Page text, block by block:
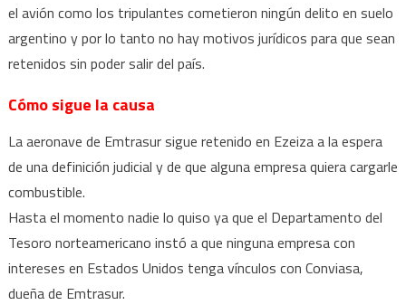
el avión como los tripulantes cometieron ningún delito en suelo
argentino y por lo tanto no hay motivos jurídicos para que sean
retenidos sin poder salir del país.
Cómo sigue la causa
La aeronave de Emtrasur sigue retenido en Ezeiza a la espera
de una definición judicial y de que alguna empresa quiera cargarle
combustible.
Hasta el momento nadie lo quiso ya que el Departamento del
Tesoro norteamericano instó a que ninguna empresa con
intereses en Estados Unidos tenga vínculos con Conviasa,
dueña de Emtrasur.